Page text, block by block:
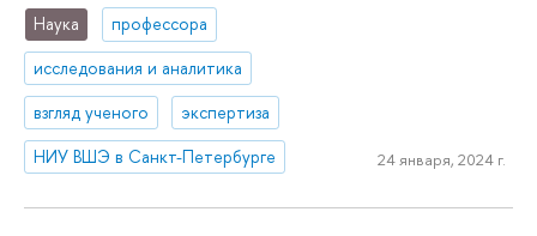
Наука
профессора
исследования и аналитика
взгляд ученого
экспертиза
НИУ ВШЭ в Санкт-Петербурге
24 января, 2024 г.